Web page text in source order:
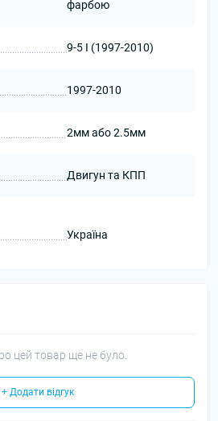
фарбою
9-5 I (1997-2010)
1997-2010
2мм або 2.5мм
Двигун та КПП
Україна
цей товар ще не було.
+ Додати відгук